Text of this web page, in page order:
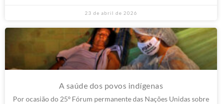
23 de abril de 2026
A saúde dos povos indígenas
Por ocasião do 25º Fórum permanente das Nações Unidas sobre